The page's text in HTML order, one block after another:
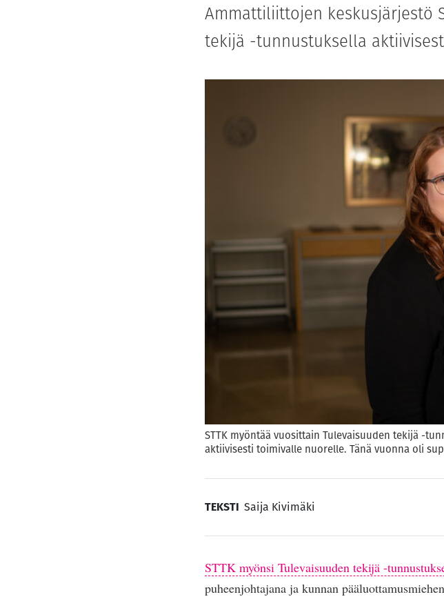
Ammattiliittojen keskusjärjestö
tekijä -tunnustuksella
STTK myöntää vuosittain Tulevaisuuden tekijä -
aktiivisesti toimivalle nuorelle. Tänä vuonna oli
TEKSTI Saija Kivimäki
STTK myönsi Tulevaisuuden tekijä -
puheenjohtajana ja kunnan